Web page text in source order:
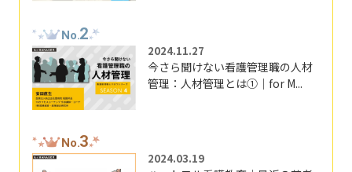
No.2
2024.11.27
今さら聞けない看護管理職の人材
管理：人材管理とは①｜for M...
No.3
2024.03.19